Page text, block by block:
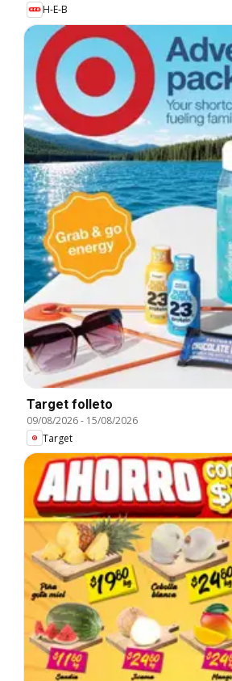
H-E-B
Target folleto
09/08/2026- 15/08/2026
Target